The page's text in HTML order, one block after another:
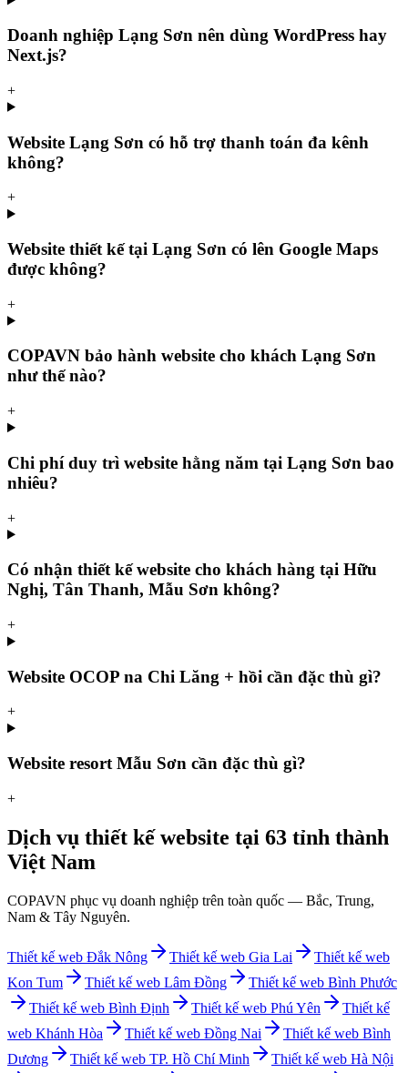
Doanh nghiệp Lạng Sơn nên dùng WordPress hay
Next.js?
+
Website Lạng Sơn có hỗ trợ thanh toán đa kênh
không?
+
Website thiết kế tại Lạng Sơn có lên Google Maps
được không?
+
COPAVN bảo hành website cho khách Lạng Sơn
như thế nào?
+
Chi phí duy trì website hằng năm tại Lạng Sơn bao
nhiêu?
+
Có nhận thiết kế website cho khách hàng tại Hữu
Nghị, Tân Thanh, Mẫu Sơn không?
+
Website OCOP na Chi Lăng + hồi cần đặc thù gì?
+
Website resort Mẫu Sơn cần đặc thù gì?
+
Dịch vụ thiết kế website tại 63 tỉnh thành
Việt Nam
COPAVN phục vụ doanh nghiệp trên toàn quốc — Bắc, Trung,
Nam & Tây Nguyên.
Thiết kế web Đắk Nông Thiết kế web Gia Lai
Thiết kế web
Kon Tum
Thiết kế web Lâm Đồng Thiết kế web Bình Phước
Thiết kế web Bình Định Thiết kế web Phú Yên
Thiết kế
web Khánh Hòa Thiết kế web Đồng Nai Thiết kế web Bình
Dương
Thiết kế web TP. Hồ Chí Minh Thiết kế web Hà Nội